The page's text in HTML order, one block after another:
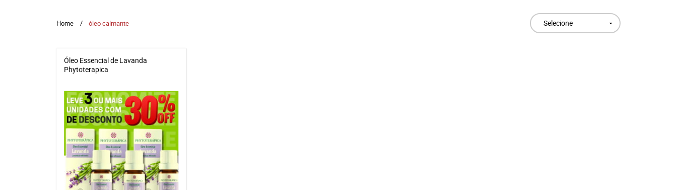
Home óleo calmante Selecione
Óleo Essencial de Lavanda
Phytoterapica